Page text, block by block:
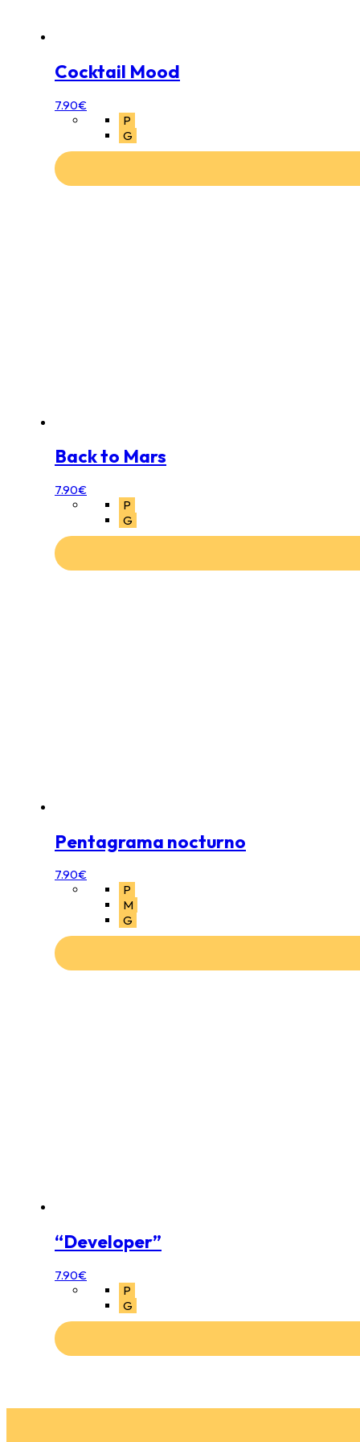
Cocktail Mood
7.90€
P
G
Back to Mars
7.90€
P
G
Pentagrama nocturno
7.90€
P
M
G
“Developer”
7.90€
P
G